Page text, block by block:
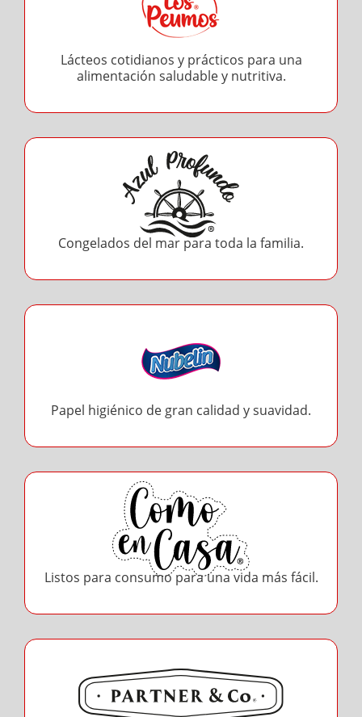
Lácteos cotidianos y prácticos para una
alimentación saludable y nutritiva.
Congelados del mar para toda la familia.
Papel higiénico de gran calidad y suavidad.
Listos para consumo para una vida más fácil.